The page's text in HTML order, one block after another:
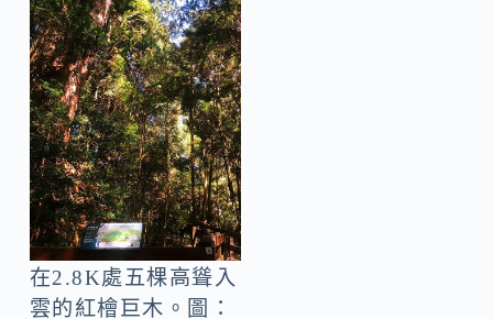
在2.8K處五棵高聳入
雲的紅檜巨木。圖：